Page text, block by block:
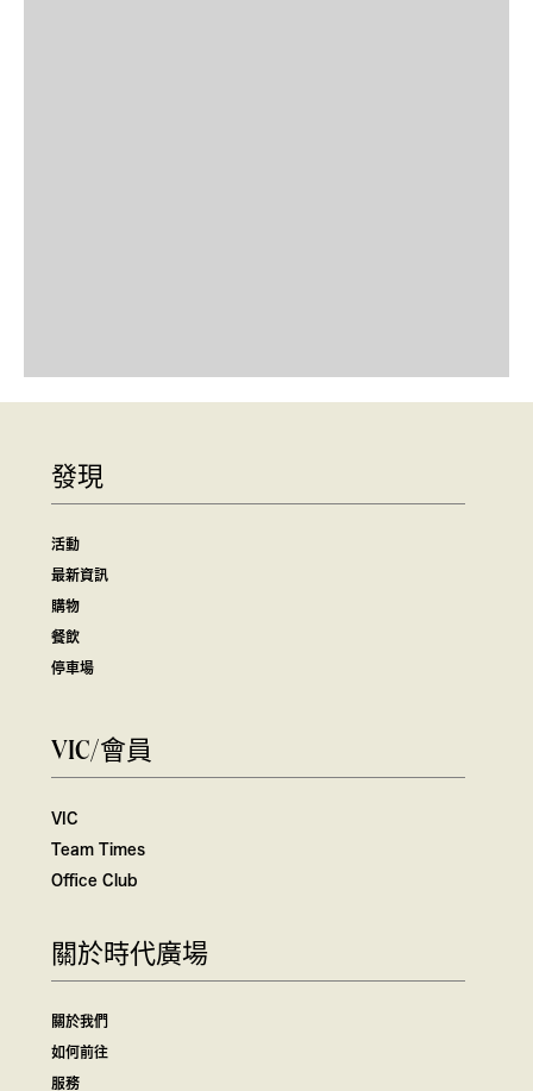
發現
活動
最新資訊
購物
餐飲
停車場
VIC/會員
VIC
Team Times
Office Club
關於時代廣場
關於我們
如何前往
服務